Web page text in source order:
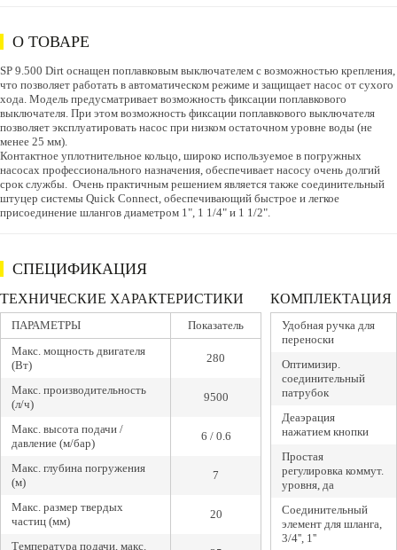
О ТОВАРЕ
SP 9.500 Dirt оснащен поплавковым выключателем с возможностью крепления,
что позволяет работать в автоматическом режиме и защищает насос от сухого
хода. Модель предусматривает возможность фиксации поплавкового
выключателя. При этом возможность фиксации поплавкового выключателя
позволяет эксплуатировать насос при низком остаточном уровне воды (не
менее 25 мм).
Контактное уплотнительное кольцо, широко используемое в погружных
насосах профессионального назначения, обеспечивает насосу очень долгий
срок службы. Очень практичным решением является также соединительный
штуцер системы Quick Connect, обеспечивающий быстрое и легкое
присоединение шлангов диаметром 1", 1 1/4" и 1 1/2".
СПЕЦИФИКАЦИЯ
ТЕХНИЧЕСКИЕ ХАРАКТЕРИСТИКИ
ПАРАМЕТРЫ
Показатель
Макс. мощность двигателя
(Вт)
280
Макс. производительность
(л/ч)
9500
Макс. высота подачи /
давление (м/бар)
6 / 0.6
Макс. глубина погружения
(м)
7
Макс. размер твердых
частиц (мм)
20
Температура подачи, макс.
КОМПЛЕКТАЦИЯ
Удобная ручка для
переноски
Оптимизир.
соединительный
патрубок
Деаэрация
нажатием кнопки
Простая
регулировка коммут.
уровня, да
Соединительный
элемент для шланга,
3/4'', 1''